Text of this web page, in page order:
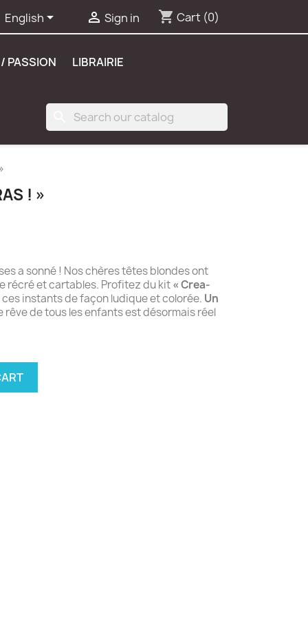
English  Sign in shopping_cart Cart (0)
PASSION LIBRAIRIE
! »
a sonné ! Nos chères têtes blondes ont
récré et cartables. Profitez du kit« Crea-
instants de façon ludique et colorée. Un
rêve de tous les enfants est désormais réel